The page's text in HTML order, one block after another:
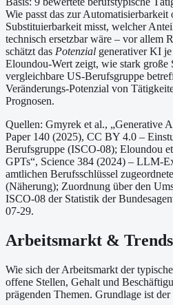
Wie passt das zur Automatisierbarkeit
Substituierbarkeit misst, welcher
technisch ersetzbar wäre – vor allem
schätzt das Potenzial generativer KI
Eloundou-Wert zeigt, wie stark große
vergleichbare US-Berufsgruppe
Veränderungs-Potenzial von
Prognosen.
Quellen: Gmyrek et al., „Generative
Paper 140 (2025), CC BY 4.0 –
Berufsgruppe (ISCO-08); Eloundou
GPTs“, Science 384 (2024) – LLM-
amtlichen Berufsschlüssel
(Näherung); Zuordnung über den
ISCO-08 der Statistik der
07-29.
Arbeitsmarkt & Trends
Wie sich der Arbeitsmarkt der
offene Stellen, Gehalt und
prägenden Themen. Grundlage ist